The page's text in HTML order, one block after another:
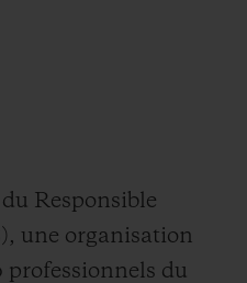
Responsible
une organisation
professionnels du